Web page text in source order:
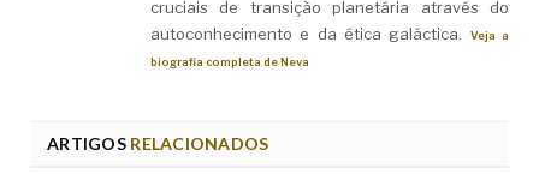
cruciais de transição planetária através do
autoconhecimento e da ética galáctica.
Veja a
biografia completa de Neva
ARTIGOSRELACIONADOS